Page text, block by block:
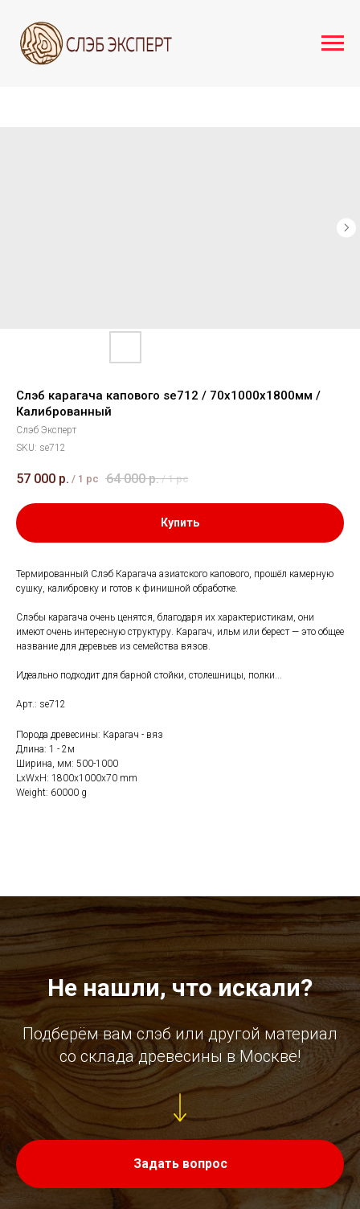
Слэб карагача капового se712 / 70х1000х1800мм /
Калиброванный
Слэб Эксперт
SKU: se712
57 000 р. / 1 pc 64 000 р. / 1 pc
Купить
Термированный Слэб Карагача азиатского капового, прошёл камерную
сушку, калибровку и готов к финишной обработке.
Слэбы карагача очень ценятся, благодаря их характеристикам, они
имеют очень интересную структуру. Карагач, ильм или берест — это общее
название для деревьев из семейства вязов.
Идеально подходит для барной стойки, столешницы, полки...
Арт.: se712
Порода древесины: Карагач - вяз
Длина: 1 - 2м
Ширина, мм: 500-1000
LxWxH: 1800x1000x70 mm
Weight: 60000 g
Не нашли, что искали?
Подберём вам слэб или другой материал
со склада древесины в Москве!
Задать вопрос